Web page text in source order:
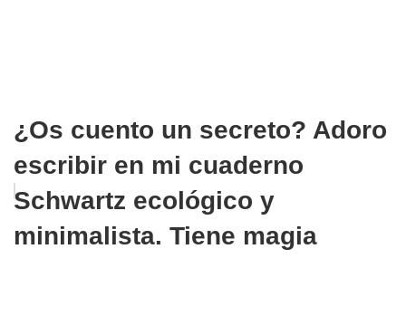
¿Os cuento un secreto? Adoro
escribir en mi cuaderno
Schwartz ecológico y
minimalista. Tiene magia